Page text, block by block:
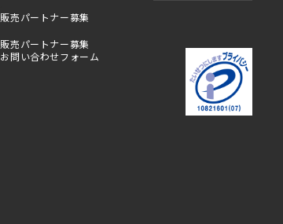
販売パートナー募集
販売パートナー募集
お問い合わせフォーム